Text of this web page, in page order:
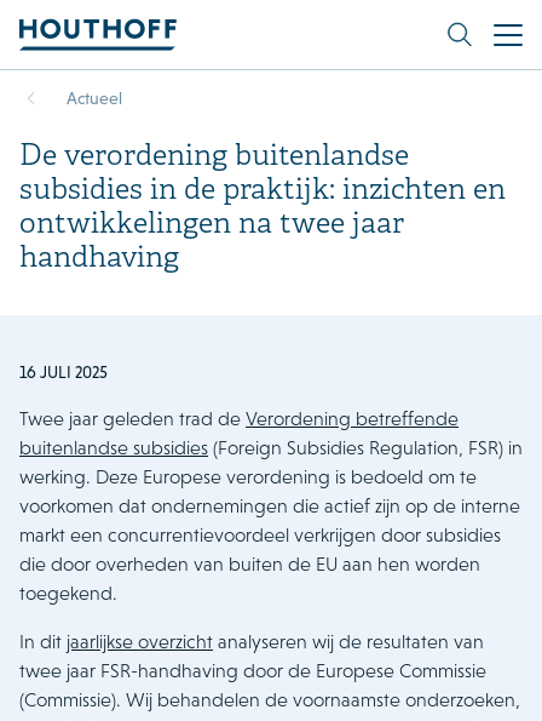
Actueel
De verordening buitenlandse
subsidies in de praktijk: inzichten en
ontwikkelingen na twee jaar
handhaving
16 JULI 2025
Twee jaar geleden trad de Verordening betreffende
buitenlandse subsidies (Foreign Subsidies Regulation, FSR) in
werking. Deze Europese verordening is bedoeld om te
voorkomen dat ondernemingen die actief zijn op de interne
markt een concurrentievoordeel verkrijgen door subsidies
die door overheden van buiten de EU aan hen worden
toegekend.
In dit jaarlijkse overzicht analyseren wij de resultaten van
twee jaar FSR-handhaving door de Europese Commissie
(Commissie). Wij behandelen de voornaamste onderzoeken,